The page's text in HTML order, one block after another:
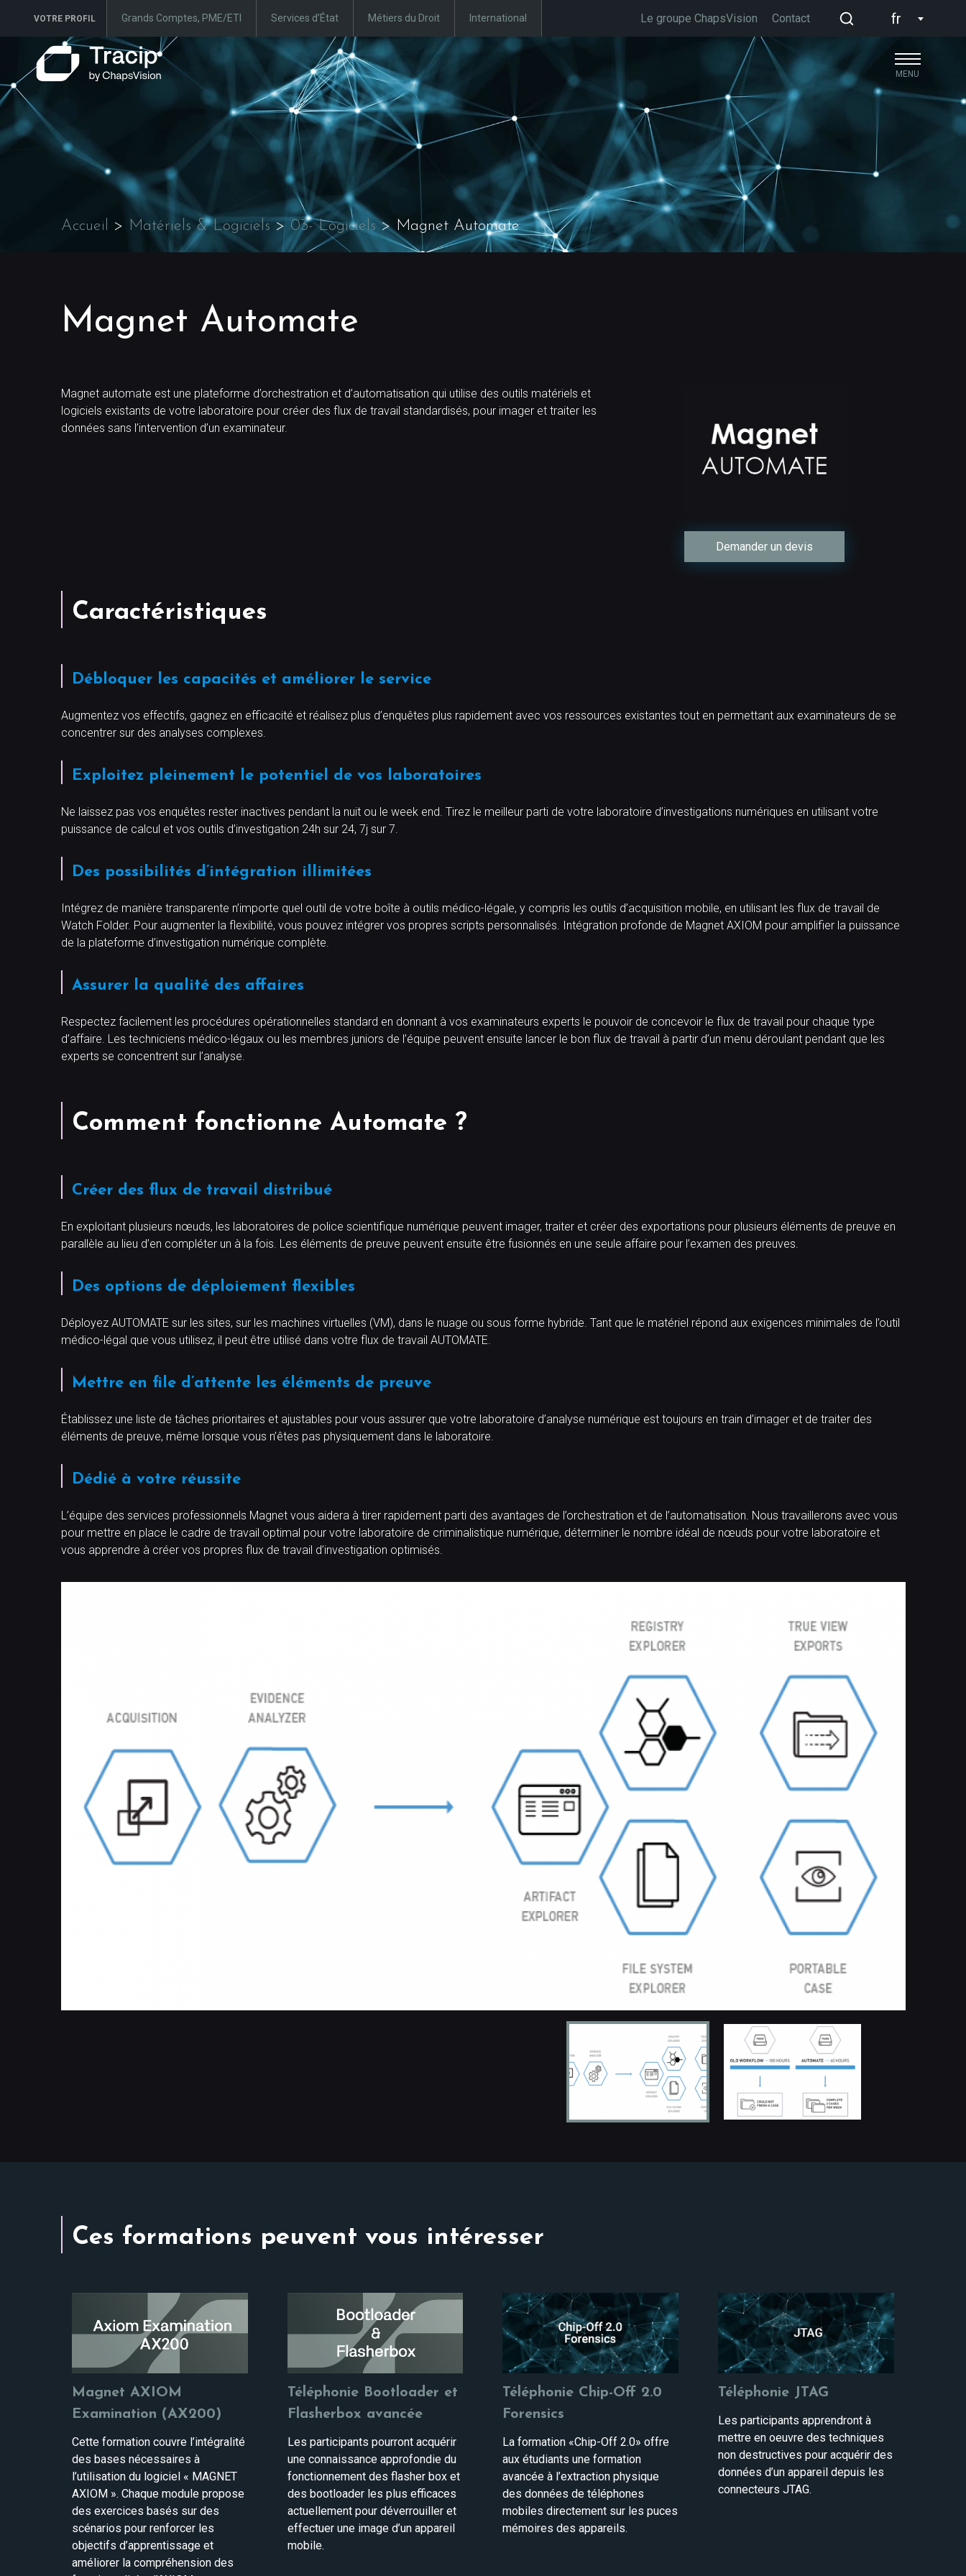
VOTRE PROFIL Grands Comptes, PME/ETI Services d’État Métiers du Droit International Le groupe ChapsVision Contact fr
MENU
Accueil > Matériels & Logiciels>03- Logiciels >Magnet Automate
Magnet Automate
Magnet automate est une plateforme d’orchestration et d’automatisation qui utilise des outils matériels et
logiciels existants de votre laboratoire pour créer des flux de travail standardisés, pour imager et traiter les
données sans l’intervention d’un examinateur.
Demander un devis
Caractéristiques
Débloquer les capacités et améliorer le service
Augmentez vos effectifs, gagnez en efficacité et réalisez plus d’enquêtes plus rapidement avec vos ressources existantes tout en permettant aux examinateurs de se
concentrer sur des analyses complexes.
Exploitez pleinement le potentiel de vos laboratoires
Ne laissez pas vos enquêtes rester inactives pendant la nuit ou le week end. Tirez le meilleur parti de votre laboratoire d’investigations numériques en utilisant votre
puissance de calcul et vos outils d’investigation 24h sur 24, 7j sur 7.
Des possibilités d’intégration illimitées
Intégrez de manière transparente n’importe quel outil de votre boîte à outils médico-légale, y compris les outils d’acquisition mobile, en utilisant les flux de travail de
Watch Folder. Pour augmenter la flexibilité, vous pouvez intégrer vos propres scripts personnalisés. Intégration profonde de Magnet AXIOM pour amplifier la puissance
de la plateforme d’investigation numérique complète.
Assurer la qualité des affaires
Respectez facilement les procédures opérationnelles standard en donnant à vos examinateurs experts le pouvoir de concevoir le flux de travail pour chaque type
d’affaire. Les techniciens médico-légaux ou les membres juniors de l’équipe peuvent ensuite lancer le bon flux de travail à partir d’un menu déroulant pendant que les
experts se concentrent sur l’analyse.
Comment fonctionne Automate ?
Créer des flux de travail distribué
En exploitant plusieurs nœuds, les laboratoires de police scientifique numérique peuvent imager, traiter et créer des exportations pour plusieurs éléments de preuve en
parallèle au lieu d’en compléter un à la fois. Les éléments de preuve peuvent ensuite être fusionnés en une seule affaire pour l’examen des preuves.
Des options de déploiement flexibles
Déployez AUTOMATE sur les sites, sur les machines virtuelles (VM), dans le nuage ou sous forme hybride. Tant que le matériel répond aux exigences minimales de l’outil
médico-légal que vous utilisez, il peut être utilisé dans votre flux de travail AUTOMATE.
Mettre en file d’attente les éléments de preuve
Établissez une liste de tâches prioritaires et ajustables pour vous assurer que votre laboratoire d’analyse numérique est toujours en train d’imager et de traiter des
éléments de preuve, même lorsque vous n’êtes pas physiquement dans le laboratoire.
Dédié à votre réussite
L’équipe des services professionnels Magnet vous aidera à tirer rapidement parti des avantages de l’orchestration et de l’automatisation. Nous travaillerons avec vous
pour mettre en place le cadre de travail optimal pour votre laboratoire de criminalistique numérique, déterminer le nombre idéal de nœuds pour votre laboratoire et
vous apprendre à créer vos propres flux de travail d’investigation optimisés.
Ces formations peuvent vous intéresser
Magnet AXIOM
Examination (AX200)
Cette formation couvre l’intégralité
des bases nécessaires à
l’utilisation du logiciel « MAGNET
AXIOM ». Chaque module propose
des exercices basés sur des
scénarios pour renforcer les
objectifs d’apprentissage et
améliorer la compréhension des
Téléphonie Bootloader et
Flasherbox avancée
Les participants pourront acquérir
une connaissance approfondie du
fonctionnement des flasher box et
des bootloader les plus efficaces
actuellement pour déverrouiller et
effectuer une image d’un appareil
mobile.
Téléphonie Chip-Off 2.0
Forensics
La formation «Chip-Off 2.0» offre
aux étudiants une formation
avancée à l’extraction physique
des données de téléphones
mobiles directement sur les puces
mémoires des appareils.
Téléphonie JTAG
Les participants apprendront à
mettre en oeuvre des techniques
non destructives pour acquérir des
données d’un appareil depuis les
connecteurs JTAG.